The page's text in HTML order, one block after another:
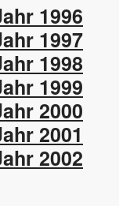
1996
1997
1998
1999
2000
2001
2002